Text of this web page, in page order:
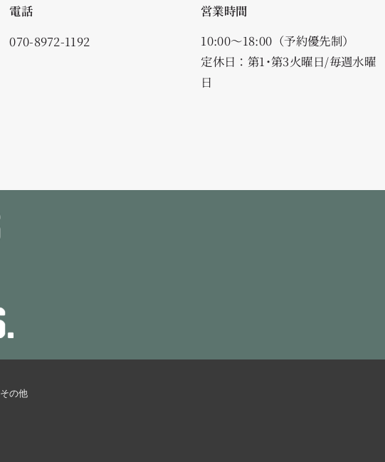
電話
070-8972-1192
営業時間
10:00〜18:00（予約優先制）
定休日：第1･第3火曜日/毎週水曜
日
その他